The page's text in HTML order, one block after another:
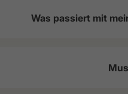
Was passiert mit